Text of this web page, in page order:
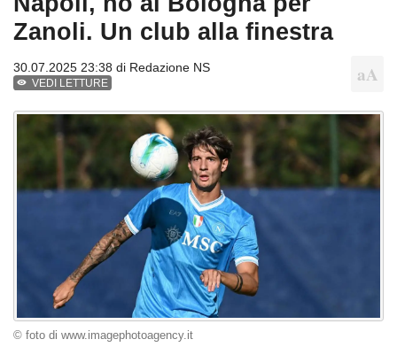
Zanoli. Un club alla finestra
30.07.2025 23:38 di Redazione NS
VEDI LETTURE
© foto di www.imagephotoagency.it